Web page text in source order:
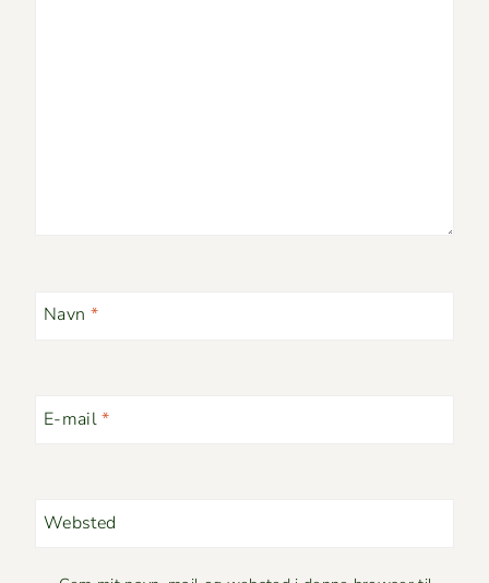
Navn *
E-mail*
Websted